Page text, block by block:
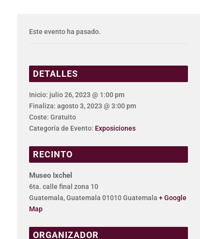
Este evento ha pasado.
DETALLES
Inicio: julio 26, 2023 @ 1:00 pm
Finaliza: agosto 3, 2023 @ 3:00 pm
Coste: Gratuito
Categoría de Evento: Exposiciones
RECINTO
Museo Ixchel
6ta. calle final zona 10
Guatemala,Guatemala 01010Guatemala + Google
Map
ORGANIZADOR